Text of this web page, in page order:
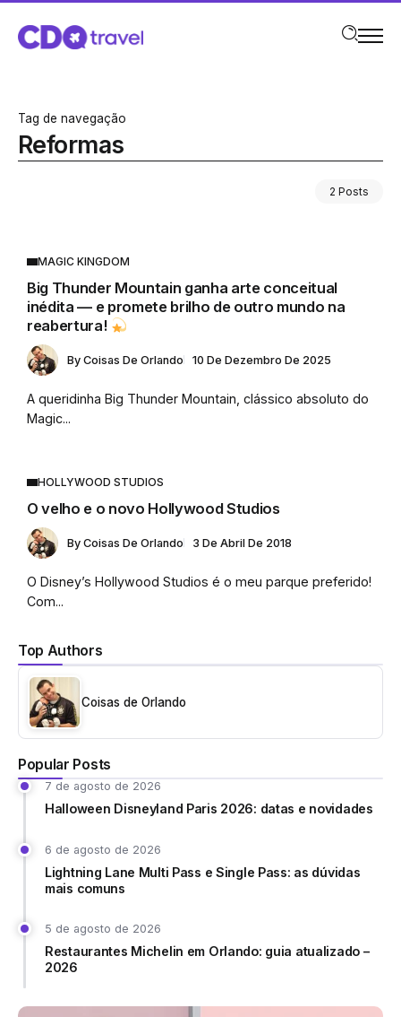
Tag de navegação
Reformas
2 Posts
Top Authors
Coisas de Orlando
Popular Posts
7 de agosto de 2026
Halloween Disneyland Paris 2026: datas e novidades
6 de agosto de 2026
Lightning Lane Multi Pass e Single Pass: as dúvidas
mais comuns
5 de agosto de 2026
Restaurantes Michelin em Orlando: guia atualizado –
2026
MAGIC KINGDOM
Big Thunder Mountain ganha arte conceitual
inédita — e promete brilho de outro mundo na
reabertura!
By Coisas De Orlando 10 De Dezembro De 2025
A queridinha Big Thunder Mountain, clássico absoluto do
Magic...
HOLLYWOOD STUDIOS
O velho e o novo Hollywood Studios
By Coisas De Orlando 3 De Abril De 2018
O Disney’s Hollywood Studios é o meu parque preferido!
Com...